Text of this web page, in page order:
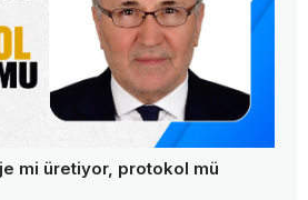
mi üretiyor, protokol mü